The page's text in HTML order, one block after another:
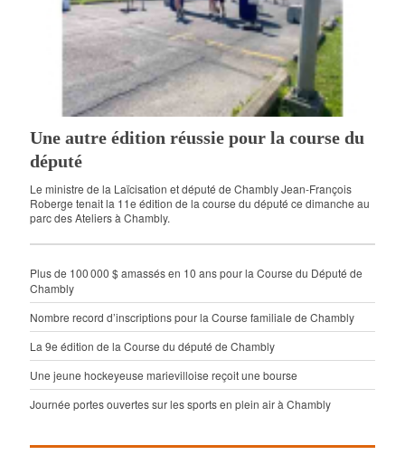
Une autre édition réussie pour la course du
député
Le ministre de la Laïcisation et député de Chambly Jean-François
Roberge tenait la 11e édition de la course du député ce dimanche au
parc des Ateliers à Chambly.
Plus de 100 000 $ amassés en 10 ans pour la Course du Député de
Chambly
Nombre record d’inscriptions pour la Course familiale de Chambly
La 9e édition de la Course du député de Chambly
Une jeune hockeyeuse marievilloise reçoit une bourse
Journée portes ouvertes sur les sports en plein air à Chambly